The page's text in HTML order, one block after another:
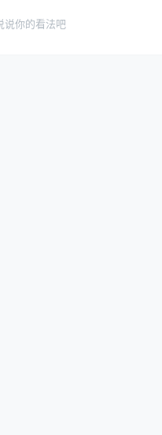
说你的看法吧